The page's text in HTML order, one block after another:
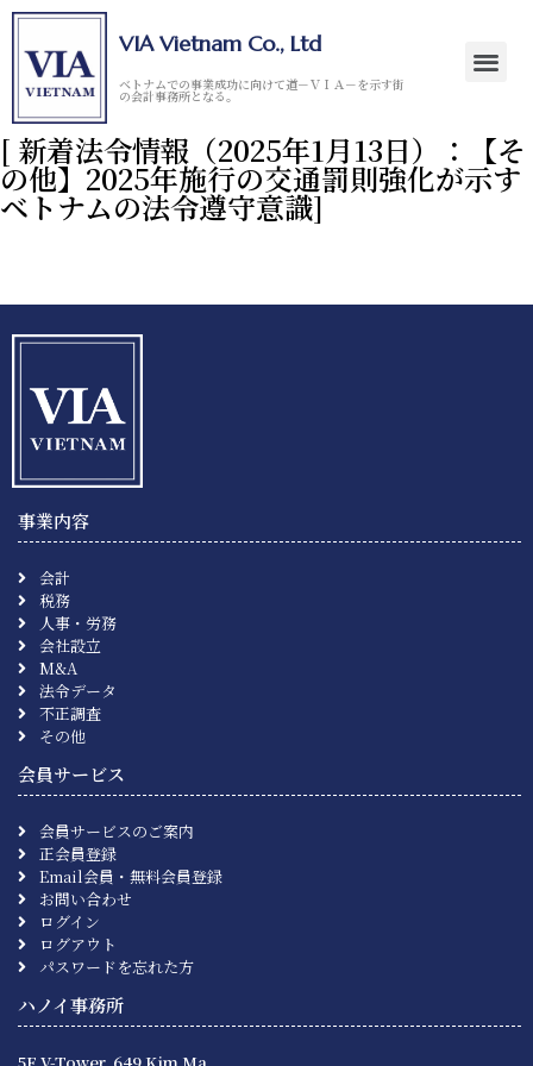
VIA Vietnam Co., Ltd
ベトナムでの事業成功に向けて道－ＶＩＡ－を示す街
の会計事務所となる。
[ 新着法令情報（2025年1月13日）：【そ
の他】2025年施行の交通罰則強化が示す
ベトナムの法令遵守意識]
事業内容
会計
税務
人事・労務
会社設立
M&A
法令データ
不正調査
その他
会員サービス
会員サービスのご案内
正会員登録
Email会員・無料会員登録
お問い合わせ
ログイン
ログアウト
パスワードを忘れた方
ハノイ事務所